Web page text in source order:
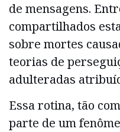
de mensagens.
compartilhados
sobre mortes
teorias de
adulteradas
Essa rotina, tão
parte de um